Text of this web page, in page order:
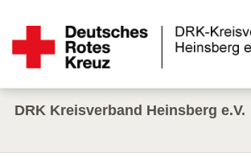
DRK Kreisverband Heinsberg e.V.